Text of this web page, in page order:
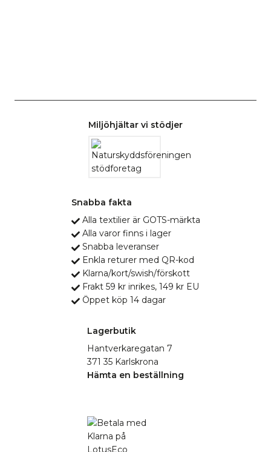
Miljöhjältar vi stödjer
Snabba fakta
Alla textilier är GOTS-märkta
Alla varor finns i lager
Snabba leveranser
Enkla returer med QR-kod
Klarna/kort/swish/förskott
Frakt 59 kr inrikes, 149 kr EU
Öppet köp 14 dagar
Lagerbutik
Hantverkaregatan 7
371 35 Karlskrona
Hämta en beställning